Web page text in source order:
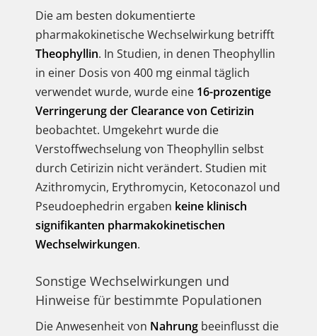
Die am besten dokumentierte
pharmakokinetische Wechselwirkung betrifft
Theophyllin. In Studien, in denen Theophyllin
in einer Dosis von 400 mg einmal täglich
verwendet wurde, wurde eine 16-prozentige
Verringerung der Clearance von Cetirizin
beobachtet. Umgekehrt wurde die
Verstoffwechselung von Theophyllin selbst
durch Cetirizin nicht verändert. Studien mit
Azithromycin, Erythromycin, Ketoconazol und
Pseudoephedrin ergaben keine klinisch
signifikanten pharmakokinetischen
Wechselwirkungen.
Sonstige Wechselwirkungen und
Hinweise für bestimmte Populationen
Die Anwesenheit von Nahrung beeinflusst die